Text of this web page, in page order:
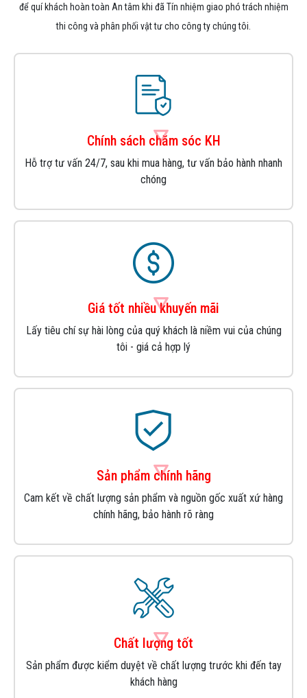
để quí khách hoàn toàn An tâm khi đã Tín nhiệm giao phó trách nhiệm
thi công và phân phối vật tư cho công ty chúng tôi.
Chính sách chăm sóc KH
Hỗ trợ tư vấn 24/7, sau khi mua hàng, tư vấn bảo hành nhanh
chóng
Giá tốt nhiều khuyến mãi
Lấy tiêu chí sự hài lòng của quý khách là niềm vui của chúng
tôi - giá cả hợp lý
Sản phẩm chính hãng
Cam kết về chất lượng sản phẩm và nguồn gốc xuất xứ hàng
chính hãng, bảo hành rõ ràng
Chất lượng tốt
Sản phẩm được kiểm duyệt về chất lượng trước khi đến tay
khách hàng